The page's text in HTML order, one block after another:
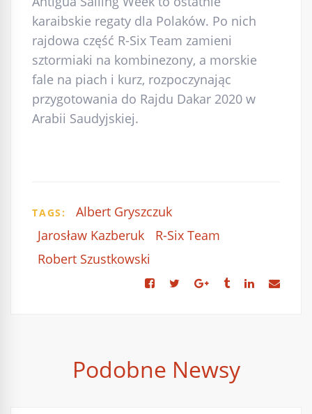
karaibskie regaty dla Polaków. Po nich
rajdowa część R-Six Team zamieni
sztormiaki na kombinezony, a morskie
fale na piach i kurz, rozpoczynając
przygotowania do Rajdu Dakar 2020 w
Arabii Saudyjskiej.
TAGS:
Albert Gryszczuk
Jarosław Kazberuk
R-Six Team
Robert Szustkowski
Podobne Newsy